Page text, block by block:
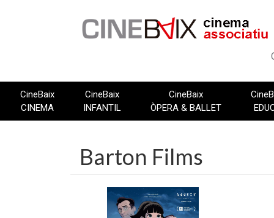
CineBaix
CINEMA
CineBaix
INFANTIL
CineBaix
ÒPERA & BALLET
Barton Films